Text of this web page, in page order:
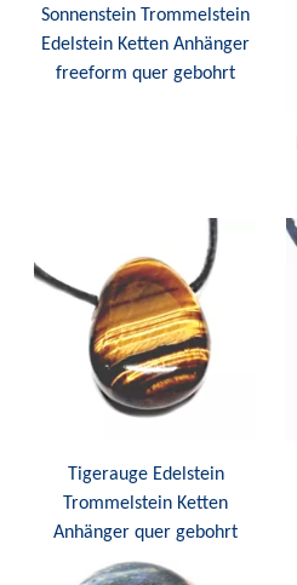
Sonnenstein Trommelstein
Edelstein Ketten Anhänger
freeform quer gebohrt
Tigerauge Edelstein
Trommelstein Ketten
Anhänger quer gebohrt